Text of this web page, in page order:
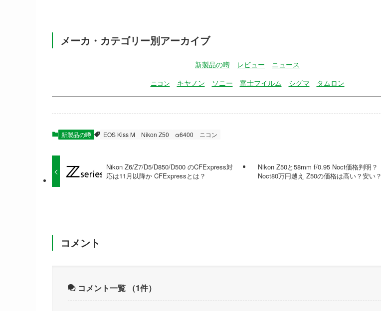
メーカ・カテゴリー別アーカイブ
新製品の噂 レビュー ニュース
ニコン キヤノン ソニー 富士フイルム シグマ タムロン
新製品の噂 EOS Kiss M Nikon Z50 α6400 ニコン
Nikon Z6/Z7/D5/D850/D500 のCFExpress対
応は11月以降か CFExpressとは？
Nikon Z50と58mm f/0.95 Noct価格判明？
Noct80万円越え Z50の価格は高い？安い？
コメント
コメント一覧 （1件）